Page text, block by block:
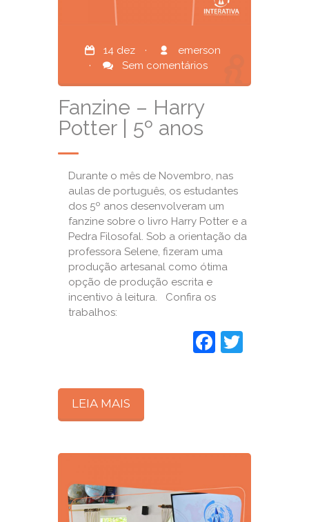
14 dez ·
emerson
·
Sem comentários
Fanzine – Harry
Potter | 5º anos
Durante o mês de Novembro, nas
aulas de português, os estudantes
dos 5º anos desenvolveram um
fanzine sobre o livro Harry Potter e a
Pedra Filosofal. Sob a orientação da
professora Selene, fizeram uma
produção artesanal como ótima
opção de produção escrita e
incentivo à leitura. Confira os
trabalhos:
LEIA MAIS